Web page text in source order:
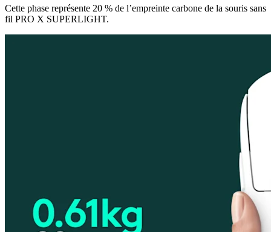
Cette phase représente 20 % de l’empreinte carbone de la souris sans
fil PRO X SUPERLIGHT.